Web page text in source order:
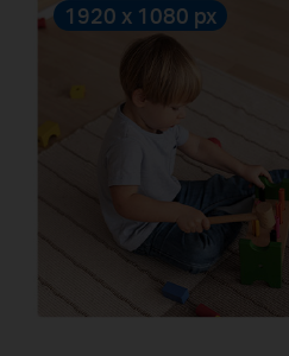
1920 x 1080 px